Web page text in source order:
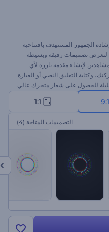
الجمهور المستهدف بافتتاحية
لتعرض تصميمات رقيقة وبسيطة
لإنشاء مقدمة بارزة لأي
وكتابة التعليق النصي أو العبارة
للحصول على شعار متحرك عالي
التجارية التقنية، أو تقديم
1:1
التصميمات المتاحة (4)